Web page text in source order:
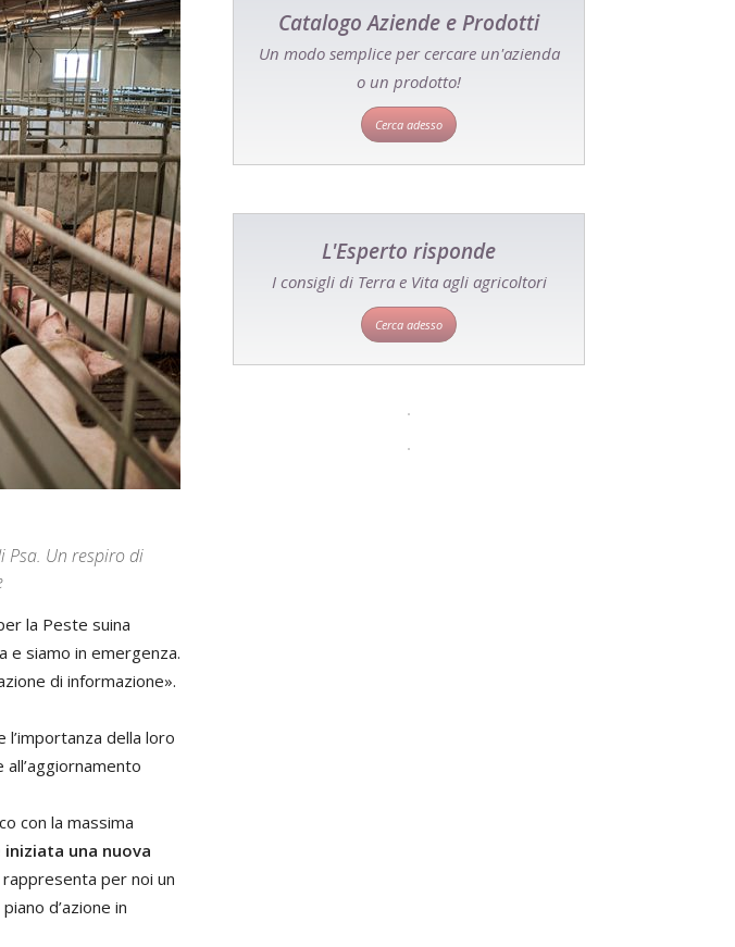
Psa. Un respiro di
la Peste suina
e siamo in emergenza.
di informazione».
l’importanza della loro
con la massima
iniziata una nuova
rappresenta per noi un
d’azione in
Catalogo Aziende e Prodotti
Un modo semplice per cercare un'azienda
o un prodotto!
Cerca adesso
L'Esperto risponde
I consigli di Terra e Vita agli agricoltori
Cerca adesso